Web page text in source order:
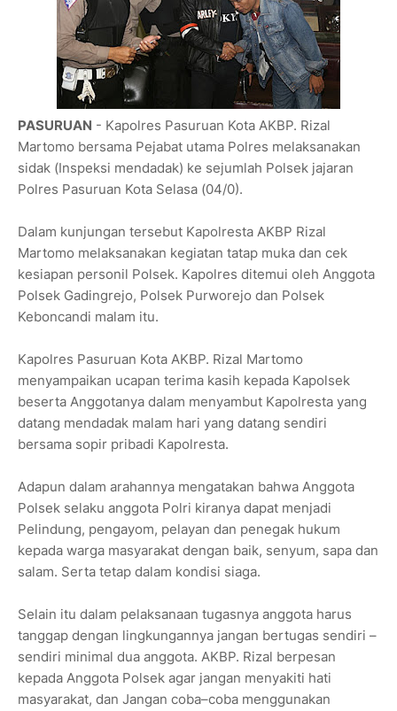
PASURUAN - Kapolres Pasuruan Kota AKBP. Rizal
Martomo bersama Pejabat utama Polres melaksanakan
sidak (Inspeksi mendadak) ke sejumlah Polsek jajaran
Polres Pasuruan Kota Selasa (04/0).
Dalam kunjungan tersebut Kapolresta AKBP Rizal
Martomo melaksanakan kegiatan tatap muka dan cek
kesiapan personil Polsek. Kapolres ditemui oleh Anggota
Polsek Gadingrejo, Polsek Purworejo dan Polsek
Keboncandi malam itu.
Kapolres Pasuruan Kota AKBP. Rizal Martomo
menyampaikan ucapan terima kasih kepada Kapolsek
beserta Anggotanya dalam menyambut Kapolresta yang
datang mendadak malam hari yang datang sendiri
bersama sopir pribadi Kapolresta.
Adapun dalam arahannya mengatakan bahwa Anggota
Polsek selaku anggota Polri kiranya dapat menjadi
Pelindung, pengayom, pelayan dan penegak hukum
kepada warga masyarakat dengan baik, senyum, sapa dan
salam. Serta tetap dalam kondisi siaga.
Selain itu dalam pelaksanaan tugasnya anggota harus
tanggap dengan lingkungannya jangan bertugas sendiri –
sendiri minimal dua anggota. AKBP. Rizal berpesan
kepada Anggota Polsek agar jangan menyakiti hati
masyarakat, dan Jangan coba–coba menggunakan